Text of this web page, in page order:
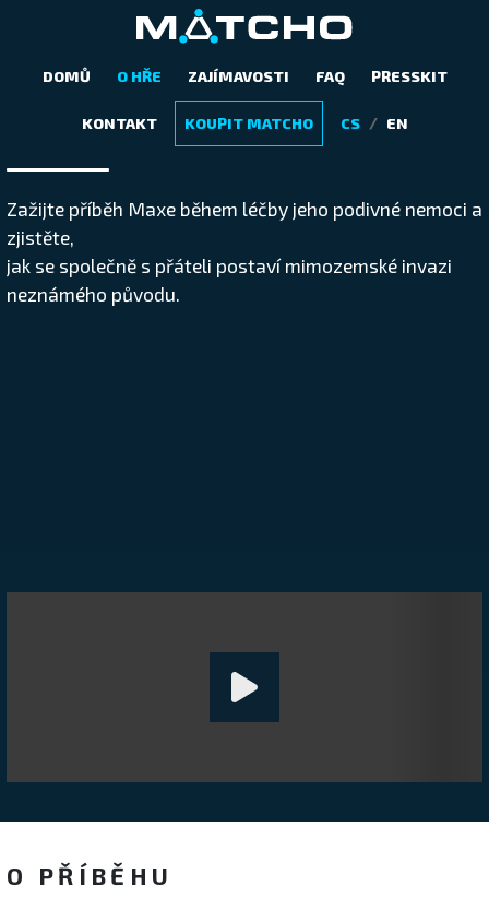
DOMŮ O HŘE ZAJÍMAVOSTI FAQ PRESSKIT
KONTAKT KOUPIT MATCHO CS / EN
ZEMĚ JE V OHROŽENÍ,
ALE MŮŽETE JI ZACHRÁNIT
Zažijte příběh Maxe během léčby jeho podivné nemoci a
zjistěte,
jak se společně s přáteli postaví mimozemské invazi
neznámého původu.
O PŘÍBĚHU